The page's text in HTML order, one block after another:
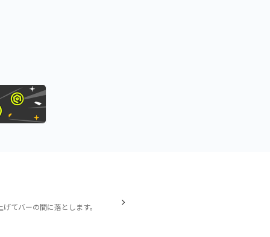
てバーの間に落とします。